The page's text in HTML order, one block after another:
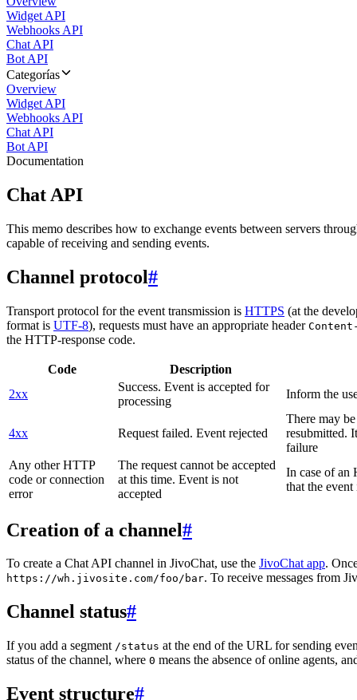
Widget API
Webhooks API
Chat API
Bot API
Categorías
Overview
Widget API
Webhooks API
Chat API
Bot API
Documentation
Chat API
This memo describes how to exchange events between servers
capable of receiving and sending events.
Channel protocol#
Transport protocol for the event transmission is HTTPS (at the
format is UTF-8), requests must have an appropriate header
the HTTP-response code.
Code Description
2xx
Success. Event is accepted for
processing
Inform the
4xx Request failed. Event rejected
There may
resubmitted.
failure
Any other HTTP
code or connection
error
The request cannot be accepted
at this time. Event is not
accepted
In case of an
that the
Creation of a channel#
To create a Chat API channel in JivoChat, use the JivoChat app.
https://wh.jivosite.com/foo/bar. To receive messages from
Channel status#
If you add a segment /status at the end of the URL for sending
status of the channel, where 0 means the absence of online agents,
Event structure#